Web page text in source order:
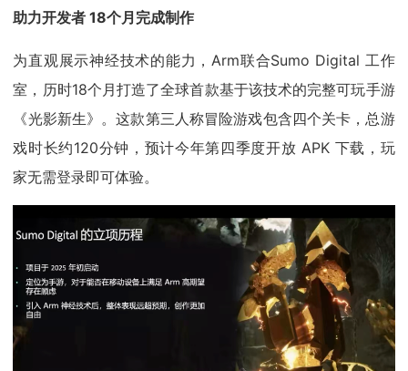
助力开发者 18个月完成制作
为直观展示神经技术的能力，Arm联合Sumo Digital 工作
室，历时18个月打造了全球首款基于该技术的完整可玩手游
《光影新生》。这款第三人称冒险游戏包含四个关卡，总游
戏时长约120分钟，预计今年第四季度开放 APK 下载，玩
家无需登录即可体验。